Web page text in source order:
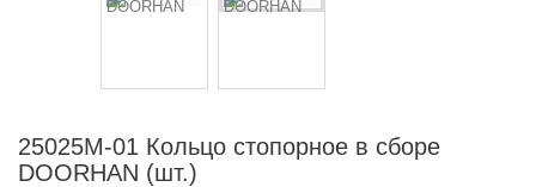
25025M-01 Кольцо стопорное в сборе
DOORHAN (шт.)